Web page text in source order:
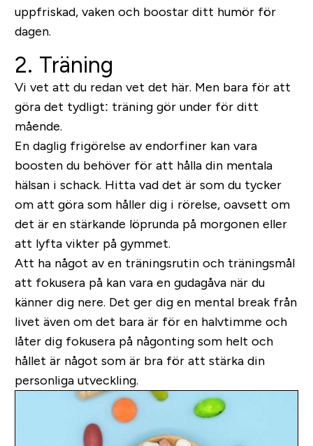
uppfriskad, vaken och boostar ditt humör för
dagen.
2. Träning
Vi vet att du redan vet det här. Men bara för att
göra det tydligt: träning gör under för ditt
mående.
En daglig frigörelse av endorfiner kan vara
boosten du behöver för att hålla din mentala
hälsan i schack. Hitta vad det är som du tycker
om att göra som håller dig i rörelse, oavsett om
det är en stärkande löprunda på morgonen eller
att lyfta vikter på gymmet.
Att ha något av en träningsrutin och träningsmål
att fokusera på kan vara en gudagåva när du
känner dig nere. Det ger dig en mental break från
livet även om det bara är för en halvtimme och
låter dig fokusera på någonting som helt och
hållet är något som är bra för att stärka din
personliga utveckling.